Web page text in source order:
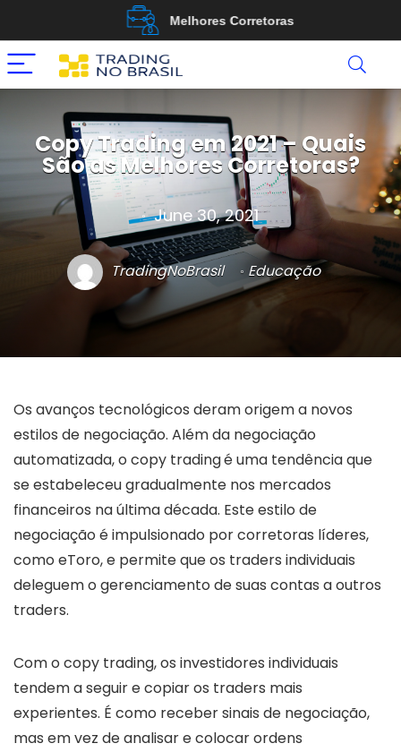
Melhores Corretoras
Copy Trading em 2021 – Quais
São as Melhores Corretoras?
June 30, 2021
TradingNoBrasil Educação
Os avanços tecnológicos deram origem a novos
estilos de negociação. Além da negociação
automatizada, o copy tradingé uma tendência que
se estabeleceu gradualmente nos mercados
financeiros na última década. Este estilo de
negociação é impulsionado por corretoras líderes,
como eToro, e permite que os traders individuais
deleguem o gerenciamento de suas contas a outros
traders.
Com o copy trading, os investidores individuais
tendem a seguir e copiar os traders mais
experientes. É como receber sinais de negociação,
mas em vez de analisar e colocar ordens